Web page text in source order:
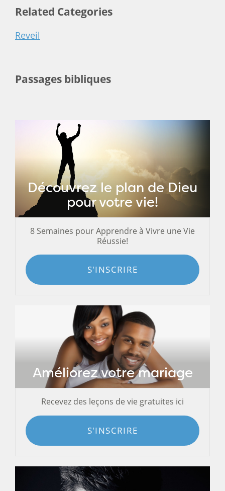
Related Categories
Reveil
Passages bibliques
Découvrez le plan de Dieu
pour votre vie!
8 Semaines pour Apprendre à Vivre une Vie
Réussie!
S'INSCRIRE
Améliorez votre mariage
Recevez des leçons de vie gratuites ici
S'INSCRIRE